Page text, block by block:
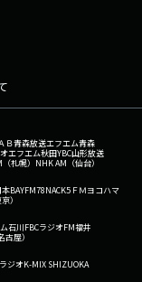
Ｂ青森放送エフエム青森
エフエム秋田YBC山形放送
札幌） NHK AM（仙台）
本BAYFM78NACK5 ＦＭヨコハマ
）
石川FBCラジオFM福井
古屋）
ジオK-MIX SHIZUOKA